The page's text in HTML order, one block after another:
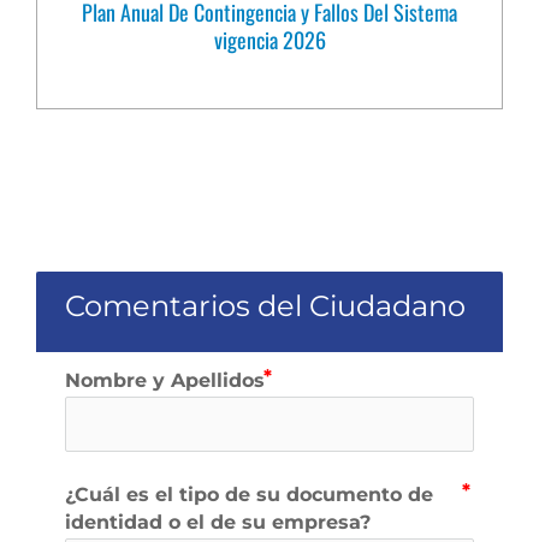
Plan Anual De Contingencia y Fallos Del Sistema
vigencia 2026
Comentarios del Ciudadano
Nombre y Apellidos
¿Cuál es el tipo de su documento de
identidad o el de su empresa?